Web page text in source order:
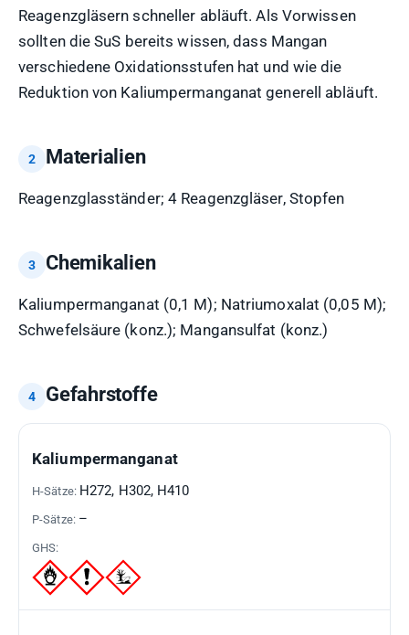
Reagenzgläsern schneller abläuft. Als Vorwissen
sollten die SuS bereits wissen, dass Mangan
verschiedene Oxidationsstufen hat und wie die
Reduktion von Kaliumpermanganat generell abläuft.
Materialien
Reagenzglasständer; 4 Reagenzgläser, Stopfen
Chemikalien
Kaliumpermanganat (0,1 M); Natriumoxalat (0,05 M);
Schwefelsäure (konz.); Mangansulfat (konz.)
Gefahrstoffe
GEFAHRSTOFF
H-
Kaliumpermanganat
H272, H302, H410
–